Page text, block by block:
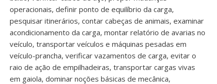
operacionais, definir ponto de equilíbrio da carga,
pesquisar itinerários, contar cabeças de animais, examinar
acondicionamento da carga, montar relatório de avarias no
veículo, transportar veículos e máquinas pesadas em
veículo-prancha, verificar vazamentos de carga, evitar o
raio de ação de empilhadeiras, transportar cargas vivas
em gaiola, dominar noções básicas de mecânica,